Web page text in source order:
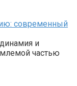
современный
и
частью